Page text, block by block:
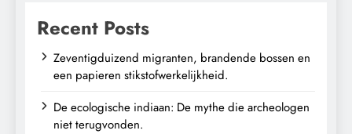
Recent Posts
Zeventigduizend migranten, brandende bossen en
een papieren stikstofwerkelijkheid.
De ecologische indiaan: De mythe die archeologen
niet terugvonden.